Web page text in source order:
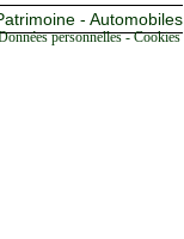
- Automobiles
personnelles -